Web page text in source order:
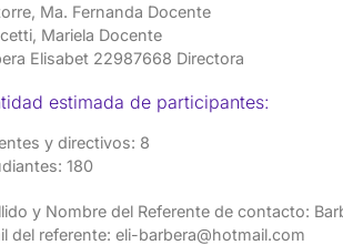
Ma. Fernanda Docente
Mariela Docente
Elisabet 22987668 Directora
estimada de participantes:
y directivos: 8
180
y Nombre del Referente de contacto:
del referente: eli-barbera@hotmail.com